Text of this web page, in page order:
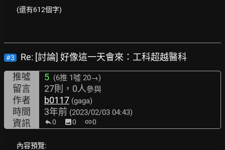
(還有612個字)
#3
Re: [討論] 好像這一天會來：工科超越醫科
推噓
5 (6推 1噓 20→)
留言 27則，0人參與
作者 b0117 (gaga)
時間 3年前 (2023/02/03 04:43)
資訊 0 image0 link0
內容預覽: